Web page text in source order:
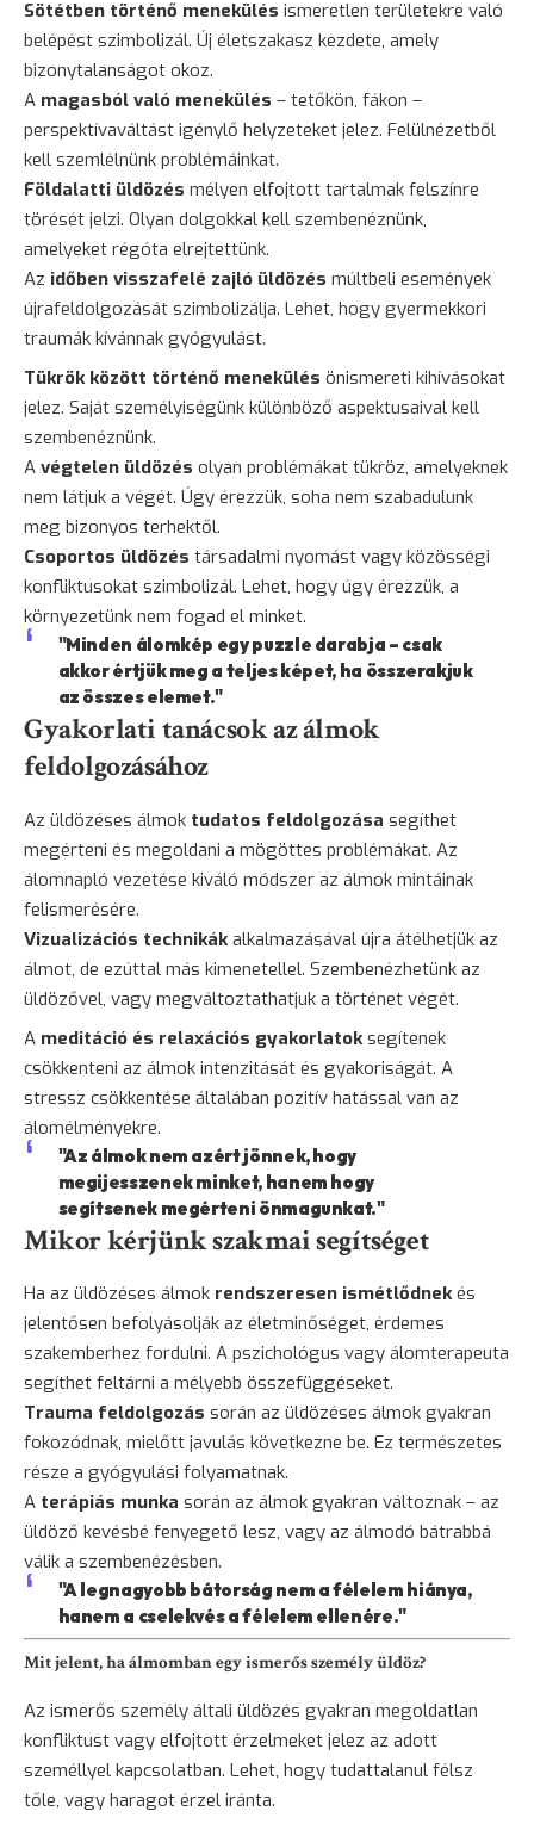
Sötétben történő menekülés ismeretlen területekre való
belépést szimbolizál. Új életszakasz kezdete, amely
bizonytalanságot okoz.
A magasból való menekülés – tetőkön, fákon –
perspektívaváltást igénylő helyzeteket jelez. Felülnézetből
kell szemlélnünk problémáinkat.
Földalatti üldözés mélyen elfojtott tartalmak felszínre
törését jelzi. Olyan dolgokkal kell szembenéznünk,
amelyeket régóta elrejtettünk.
Az időben visszafelé zajló üldözés múltbeli események
újrafeldolgozását szimbolizálja. Lehet, hogy gyermekkori
traumák kívánnak gyógyulást.
Tükrök között történő menekülés önismereti kihívásokat
jelez. Saját személyiségünk különböző aspektusaival kell
szembenéznünk.
A végtelen üldözés olyan problémákat tükröz, amelyeknek
nem látjuk a végét. Úgy érezzük, soha nem szabadulunk
meg bizonyos terhektől.
Csoportos üldözés társadalmi nyomást vagy közösségi
konfliktusokat szimbolizál. Lehet, hogy úgy érezzük, a
környezetünk nem fogad el minket.
"Minden álomkép egy puzzle darabja – csak
akkor értjük meg a teljes képet, ha összerakjuk
az összes elemet."
Gyakorlati tanácsok az álmok
feldolgozásához
Az üldözéses álmok tudatos feldolgozása segíthet
megérteni és megoldani a mögöttes problémákat. Az
álomnapló vezetése kiváló módszer az álmok mintáinak
felismerésére.
Vizualizációs technikákalkalmazásával újra átélhetjük az
álmot, de ezúttal más kimenetellel. Szembenézhetünk az
üldözővel, vagy megváltoztathatjuk a történet végét.
A meditáció és relaxációs gyakorlatoksegítenek
csökkenteni az álmok intenzitását és gyakoriságát. A
stressz csökkentése általában pozitív hatással van az
álomélményekre.
"Az álmok nem azért jönnek, hogy
megijesszenek minket, hanem hogy
segítsenek megérteni önmagunkat."
Mikor kérjünk szakmai segítséget
Ha az üldözéses álmok rendszeresen ismétlődnekés
jelentősen befolyásolják az életminőséget, érdemes
szakemberhez fordulni. A pszichológus vagy álomterapeuta
segíthet feltárni a mélyebb összefüggéseket.
Trauma feldolgozás során az üldözéses álmok gyakran
fokozódnak, mielőtt javulás következne be. Ez természetes
része a gyógyulási folyamatnak.
A terápiás munka során az álmok gyakran változnak – az
üldöző kevésbé fenyegető lesz, vagy az álmodó bátrabbá
válik a szembenézésben.
"A legnagyobb bátorság nem a félelem hiánya,
hanem a cselekvés a félelem ellenére."
Mit jelent, ha álmomban egy ismerős személy üldöz?
Az ismerős személy általi üldözés gyakran megoldatlan
konfliktust vagy elfojtott érzelmeket jelez az adott
személlyel kapcsolatban. Lehet, hogy tudattalanul félsz
tőle, vagy haragot érzel iránta.